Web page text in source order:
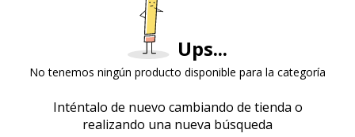
Ups...
No tenemos ningún producto disponible para la categoría
Inténtalo de nuevo cambiando de tienda o
realizando una nueva búsqueda